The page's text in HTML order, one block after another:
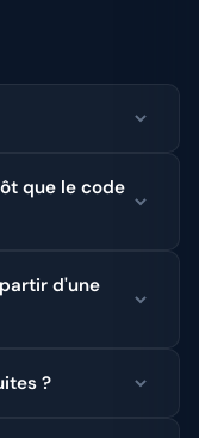
que le code
d'une
?